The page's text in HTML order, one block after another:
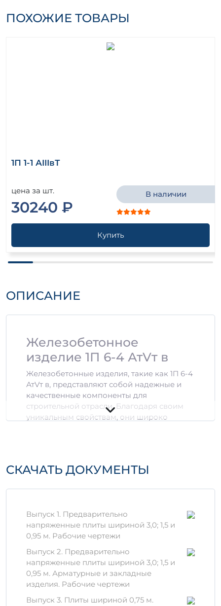
ПОХОЖИЕ ТОВАРЫ
1П 1-1 АIIIвТ
цена за шт.
30240 ₽
В наличии
Купить
ОПИСАНИЕ
Железобетонное
изделие 1П 6-4 АтVт в
Железобетонные изделия, такие как 1П 6-4
АтVт в, представляют собой надежные и
качественные компоненты для
строительной отрасли. Благодаря своим
уникальным свойствам, они широко
Особенности изделия
воздействию химических веществ.
Невысокая стоимость в производстве,
что позволяет экономить на
строительстве.
Материалы для
производства
Изделие 1П 6-4 АтVт в изготавливается из
СКАЧАТЬ ДОКУМЕНТЫ
Выпуск 1. Предварительно
напряженные плиты шириной 3,0; 1,5 и
0,95 м. Рабочие чертежи
Выпуск 2. Предварительно
напряженные плиты шириной 3,0; 1,5 и
0,95 м. Арматурные и закладные
изделия. Рабочие чертежи
Выпуск 3. Плиты шириной 0,75 м.